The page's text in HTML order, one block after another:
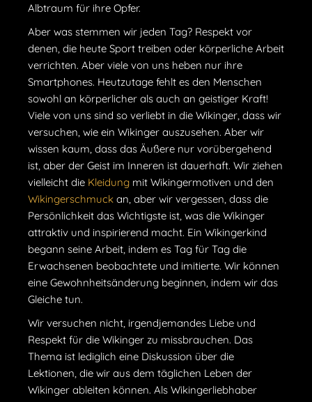
Albtraum für ihre Opfer.
Aber was stemmen wir jeden Tag? Respekt vor
denen, die heute Sport treiben oder körperliche Arbeit
verrichten. Aber viele von uns heben nur ihre
Smartphones. Heutzutage fehlt es den Menschen
sowohl an körperlicher als auch an geistiger Kraft!
Viele von uns sind so verliebt in die Wikinger, dass wir
versuchen, wie ein Wikinger auszusehen. Aber wir
wissen kaum, dass das Äußere nur vorübergehend
ist, aber der Geist im Inneren ist dauerhaft. Wir ziehen
vielleicht die Kleidung mit Wikingermotiven und den
Wikingerschmuck an, aber wir vergessen, dass die
Persönlichkeit das Wichtigste ist, was die Wikinger
attraktiv und inspirierend macht. Ein Wikingerkind
begann seine Arbeit, indem es Tag für Tag die
Erwachsenen beobachtete und imitierte. Wir können
eine Gewohnheitsänderung beginnen, indem wir das
Gleiche tun.
Wir versuchen nicht, irgendjemandes Liebe und
Respekt für die Wikinger zu missbrauchen. Das
Thema ist lediglich eine Diskussion über die
Lektionen, die wir aus dem täglichen Leben der
Wikinger ableiten können. Als Wikingerliebhaber